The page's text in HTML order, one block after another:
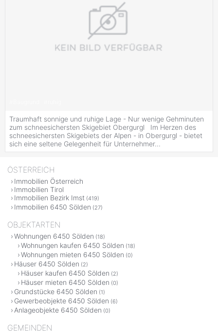
Traumhaft sonnige und ruhige Lage - Nur wenige Gehminuten
zum schneesichersten Skigebiet Obergurgl Im Herzen des
schneesichersten Skigebiets der Alpen - in Obergurgl - bietet
sich eine seltene Gelegenheit für Unternehmer...
ÖSTERREICH
Immobilien Österreich
Immobilien Tirol
Immobilien Bezirk Imst (419)
Immobilien 6450 Sölden (27)
OBJEKTARTEN
Wohnungen 6450 Sölden (18)
Wohnungen kaufen 6450 Sölden (18)
Wohnungen mieten 6450 Sölden (0)
Häuser 6450 Sölden (2)
Häuser kaufen 6450 Sölden (2)
Häuser mieten 6450 Sölden (0)
Grundstücke 6450 Sölden (1)
Gewerbeobjekte 6450 Sölden (6)
Anlageobjekte 6450 Sölden (0)
GEMEINDEN